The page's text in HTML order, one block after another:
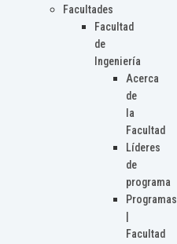
Facultades
Facultad
de
Ingeniería
Acerca
de
la
Facultad
Líderes
de
programa
Programas
Facultad